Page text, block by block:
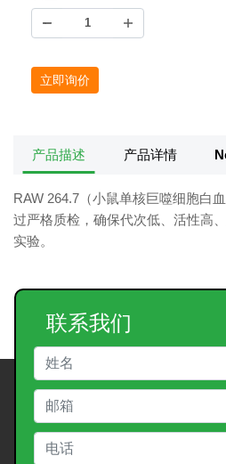
立即询价
产品描述 产品详情
RAW 264.7（小鼠单核巨噬细胞白
过严格质检，确保代次低、活性高
实验。
联系我们